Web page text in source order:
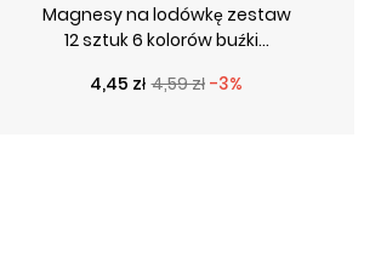
Magnesy na lodówkę zestaw
12 sztuk 6 kolorów buźki...
Cena podstawowa
4,59 zł -3%
Cena
4,45 zł